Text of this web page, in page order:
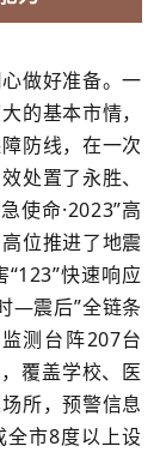
做好准备。一
的基本市情，
防线，在一次
处置了永胜、
使命·2023”高
位推进了地震
快速响应
—震后”全链条
测台阵207台
覆盖学校、医
所，预警信息
全市8度以上设